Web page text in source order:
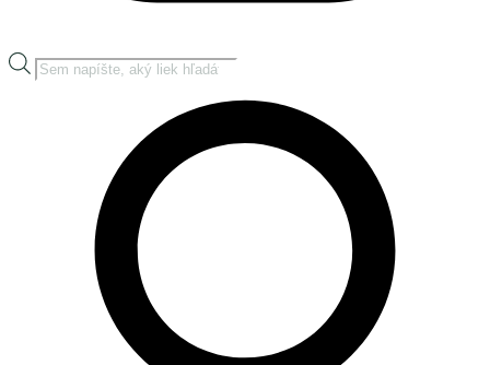
Products
search